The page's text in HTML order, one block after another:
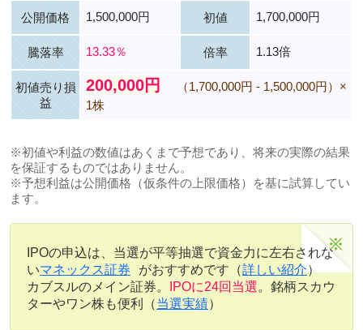
公開価格 1,500,000円 初値 1,700,000円
騰落率 13.33％ 倍率 1.13倍
初値売り損
益
200,000円
（1,700,000円 - 1,500,000円）×
1株
※初値や利益の数値はあくまで予想であり、将来の実際の結果
を保証するものではありません。
※予想利益は公開価格（仮条件の上限価格）を基に試算してい
ます。
IPOの申込は、当選が平等抽選で資金力に左右されな
いマネックス証券 がおすすめです（詳しい紹介）
カブスルのメイン証券。
IPOに24回当選。銘柄スカウ
ターやワン株も便利（当選実績）